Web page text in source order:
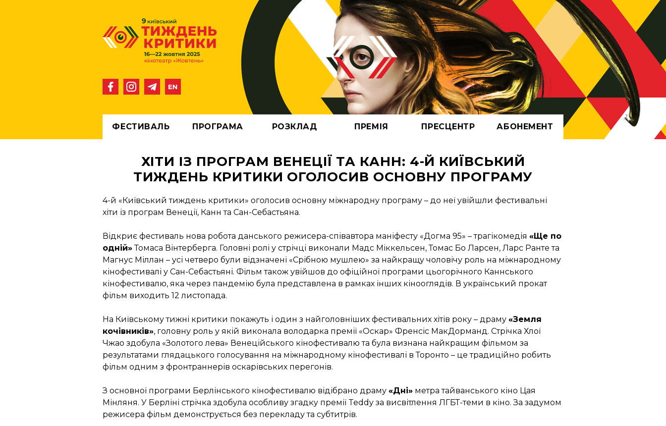
ФЕСТИВАЛЬ
ПРО ФЕСТИВАЛЬ ПЕРШИЙ ПОГЛЯД (АРХІВ) АРХІВ КОНТАКТИ
ПРОГРАМА РОЗКЛАД ПРЕМІЯ
ПРО ПРЕМІЮ ЛАУРЕАТИ 2025 ПОДАТИ ФІЛЬМ КОМІТЕТ АРХІВ
ПРЕСЦЕНТР
НОВИНИ МАТЕРІАЛИ АКРЕДИТАЦІЯ АБОНЕМЕНТ
ПРО КВИТКИ
ХІТИ ІЗ ПРОГРАМ ВЕНЕЦІЇ ТА КАНН: 4-Й КИЇВСЬКИЙ
ТИЖДЕНЬ КРИТИКИ ОГОЛОСИВ ОСНОВНУ ПРОГРАМУ
4-й «Київський тиждень критики» оголосив основну міжнародну програму – до неї увійшли фестивальні
хіти із програм Венеції, Канн та Сан-Себастьяна.
Відкриє фестиваль нова робота данського режисера-співавтора маніфесту «Догма 95» – трагікомедія «Ще по
одній»Томаса Вінтерберга. Головні ролі у стрічці виконали Мадс Міккельсен, Томас Бо Ларсен, Ларс Ранте та
Магнус Міллан – усі четверо були відзначені «Срібною мушлею» за найкращу чоловічу роль на міжнародному
кінофестивалі у Сан-Себастьяні. Фільм також увійшов до офіційної програми цьогорічного Каннського
кінофестивалю, яка через пандемію була представлена в рамках інших кінооглядів. В український прокат
фільм виходить 12 листопада.
На Київському тижні критики покажуть і один з найголовніших фестивальних хітів року – драму «Земля
кочівників», головну роль у якій виконала володарка премії «Оскар» Френсіс МакДорманд. Стрічка Хлої
Чжао здобула «Золотого лева» Венеційського кінофестивалю та була визнана найкращим фільмом за
результатами глядацького голосування на міжнародному кінофестивалі в Торонто – це традиційно робить
фільм одним з фронтраннерів оскарівських перегонів.
З основної програми Берлінського кінофестивалю відібрано драму «Дні» метра тайванського кіно Цая
Мінляня. У Берліні стрічка здобула особливу згадку премії Teddy за висвітлення ЛГБТ-теми в кіно. За задумом
режисера фільм демонструється без перекладу та субтитрів.